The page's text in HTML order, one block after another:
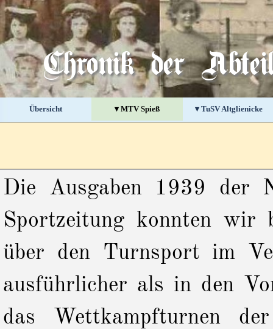
Direkt zum Seiteninhalt
Chronik der
Übersicht ▾ MTV Spieß ▼
▾ TuSV Altglienicke
Die Ausgaben 1939 der
Sportzeitung konnten wir
über den Turnsport im
ausführlicher als in den
das Wettkampfturnen